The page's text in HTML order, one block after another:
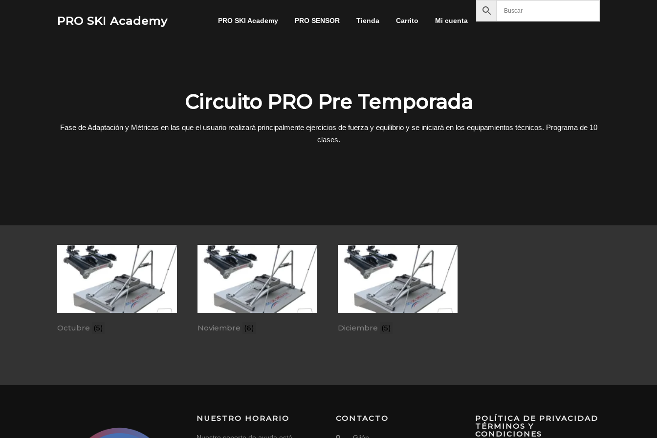
PRO SKI Academy PRO SKI Academy PRO SENSOR Tienda Carrito Mi cuenta
Circuito PRO Pre Temporada
Fase de Adaptación y Métricas en las que el usuario realizará principalmente ejercicios de fuerza y equilibrio y se iniciará en los equipamientos técnicos. Programa de 10
clases.
Octubre (5) Noviembre (6) Diciembre (5)
NUESTRO HORARIO CONTACTO
POLÍTICA DE PRIVACIDAD
TÉRMINOS Y
CONDICIONES